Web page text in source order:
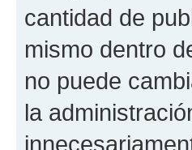
cantidad de
mismo dentro
no puede
la